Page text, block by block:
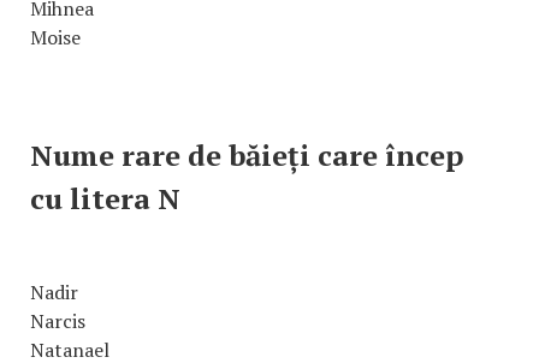
Mihnea
Moise
Nume rare de băieți care încep
cu litera N
Nadir
Narcis
Natanael